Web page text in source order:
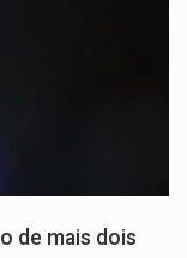
de mais dois